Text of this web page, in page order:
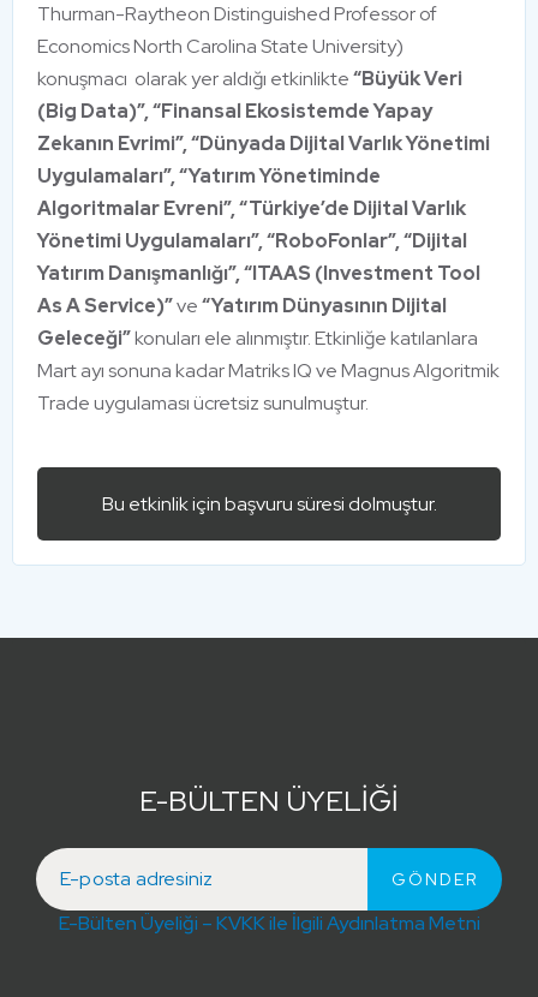
Thurman-Raytheon Distinguished Professor of
Economics North Carolina State University)
konuşmacı olarak yer aldığı etkinlikte“Büyük Veri
(Big Data)”, “Finansal Ekosistemde Yapay
Zekanın Evrimi”, “Dünyada Dijital Varlık Yönetimi
Uygulamaları”, “Yatırım Yönetiminde
Algoritmalar Evreni”, “Türkiye’de Dijital Varlık
Yönetimi Uygulamaları”, “RoboFonlar”, “Dijital
Yatırım Danışmanlığı”, “ITAAS (Investment Tool
As A Service)”ve“Yatırım Dünyasının Dijital
Geleceği”konuları ele alınmıştır. Etkinliğe katılanlara
Mart ayı sonuna kadar Matriks IQ ve Magnus Algoritmik
Trade uygulaması ücretsiz sunulmuştur.
Bu etkinlik için başvuru süresi dolmuştur.
E-BÜLTEN ÜYELİĞİ
E-Bülten Üyeliği – KVKK ile İlgili Aydınlatma Metni